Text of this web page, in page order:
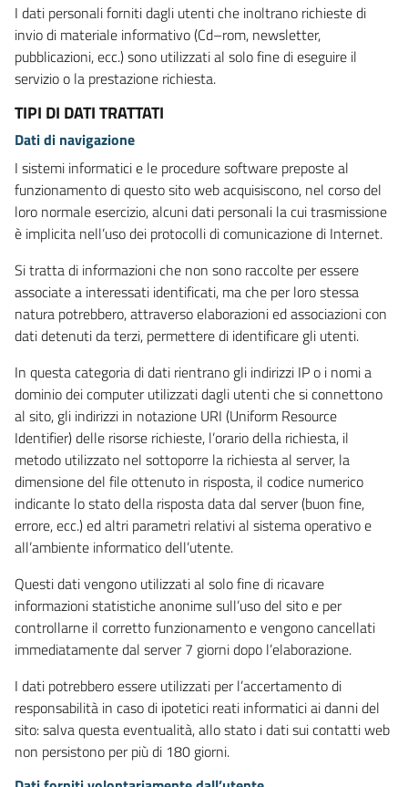
I dati personali forniti dagli utenti che inoltrano richieste di
invio di materiale informativo (Cd–rom, newsletter,
pubblicazioni, ecc.) sono utilizzati al solo fine di eseguire il
servizio o la prestazione richiesta.
TIPI DI DATI TRATTATI
Dati di navigazione
I sistemi informatici e le procedure software preposte al
funzionamento di questo sito web acquisiscono, nel corso del
loro normale esercizio, alcuni dati personali la cui trasmissione
è implicita nell’uso dei protocolli di comunicazione di Internet.
Si tratta di informazioni che non sono raccolte per essere
associate a interessati identificati, ma che per loro stessa
natura potrebbero, attraverso elaborazioni ed associazioni con
dati detenuti da terzi, permettere di identificare gli utenti.
In questa categoria di dati rientrano gli indirizzi IP o i nomi a
dominio dei computer utilizzati dagli utenti che si connettono
al sito, gli indirizzi in notazione URI (Uniform Resource
Identifier) delle risorse richieste, l’orario della richiesta, il
metodo utilizzato nel sottoporre la richiesta al server, la
dimensione del file ottenuto in risposta, il codice numerico
indicante lo stato della risposta data dal server (buon fine,
errore, ecc.) ed altri parametri relativi al sistema operativo e
all’ambiente informatico dell’utente.
Questi dati vengono utilizzati al solo fine di ricavare
informazioni statistiche anonime sull’uso del sito e per
controllarne il corretto funzionamento e vengono cancellati
immediatamente dal server 7 giorni dopo l’elaborazione.
I dati potrebbero essere utilizzati per l’accertamento di
responsabilità in caso di ipotetici reati informatici ai danni del
sito: salva questa eventualità, allo stato i dati sui contatti web
non persistono per più di 180 giorni.